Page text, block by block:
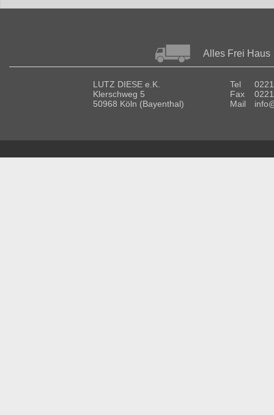
Alles Frei Haus
LUTZ DIESE e.K.
Klerschweg 5
50968 Köln (Bayenthal)
Tel
Fax
Mail